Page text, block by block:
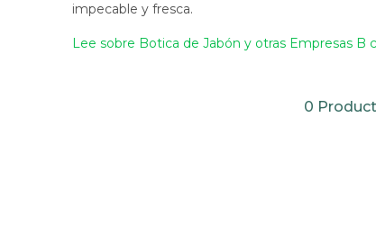
impecable y fresca.
Lee sobre Botica de Jabón y otras Empresas B
0